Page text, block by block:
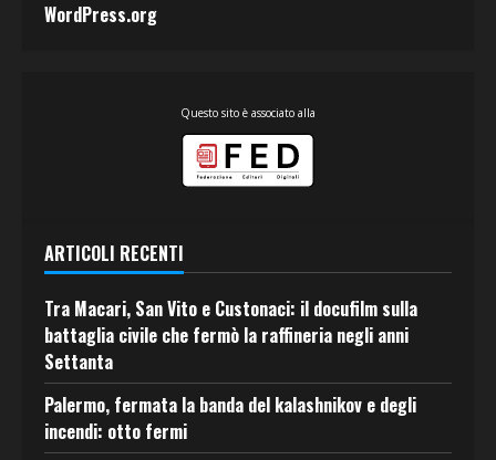
WordPress.org
Questo sito è associato alla
ARTICOLI RECENTI
Tra Macari, San Vito e Custonaci: il docufilm sulla
battaglia civile che fermò la raffineria negli anni
Settanta
Palermo, fermata la banda del kalashnikov e degli
incendi: otto fermi